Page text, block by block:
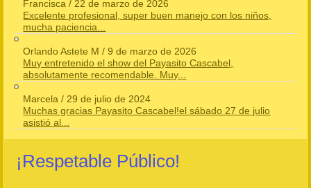
Francisca /22 de marzo de 2026
Excelente profesional, super buen manejo con los niños,
mucha paciencia...
Orlando Astete M /9 de marzo de 2026
Muy entretenido el show del Payasito Cascabel,
absolutamente recomendable. Muy...
Marcela /29 de julio de 2024
Muchas gracias Payasito Cascabel!el sábado 27 de julio
asistió al...
¡Respetable Público!